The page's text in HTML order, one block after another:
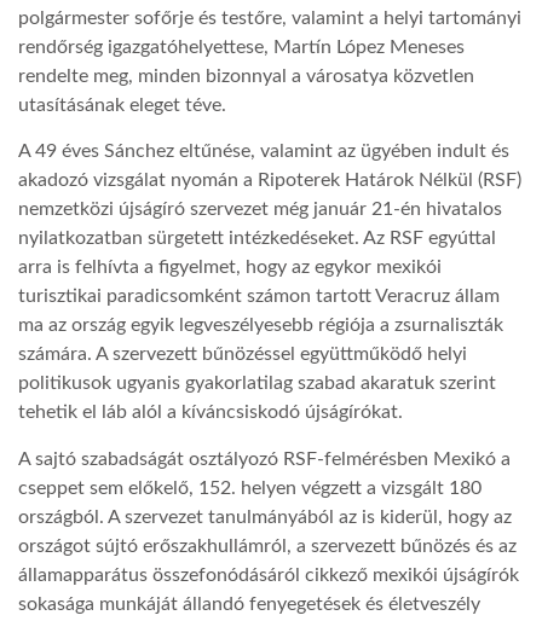
polgármester sofőrje és testőre, valamint a helyi tartományi
rendőrség igazgatóhelyettese, Martín López Meneses
rendelte meg, minden bizonnyal a városatya közvetlen
utasításának eleget téve.
A 49 éves Sánchez eltűnése, valamint az ügyében indult és
akadozó vizsgálat nyomán a Ripoterek Határok Nélkül (RSF)
nemzetközi újságíró szervezet még január 21-én hivatalos
nyilatkozatban sürgetett intézkedéseket. Az RSF egyúttal
arra is felhívta a figyelmet, hogy az egykor mexikói
turisztikai paradicsomként számon tartott Veracruz állam
ma az ország egyik legveszélyesebb régiója a zsurnaliszták
számára. A szervezett bűnözéssel együttműködő helyi
politikusok ugyanis gyakorlatilag szabad akaratuk szerint
tehetik el láb alól a kíváncsiskodó újságírókat.
A sajtó szabadságát osztályozó RSF-felmérésben Mexikó a
cseppet sem előkelő, 152. helyen végzett a vizsgált 180
országból. A szervezet tanulmányából az is kiderül, hogy az
országot sújtó erőszakhullámról, a szervezett bűnözés és az
államapparátus összefonódásáról cikkező mexikói újságírók
sokasága munkáját állandó fenyegetések és életveszély